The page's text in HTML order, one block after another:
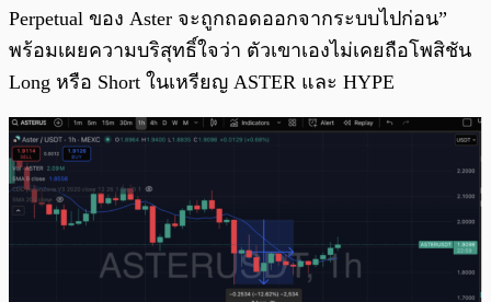
Perpetual ของ Aster จะถูกถอดออกจากระบบไปก่อน”
พร้อมเผยความบริสุทธิ์ใจว่า ตัวเขาเองไม่เคยถือโพสิชัน
Long หรือ Short ในเหรียญ ASTER และ HYPE